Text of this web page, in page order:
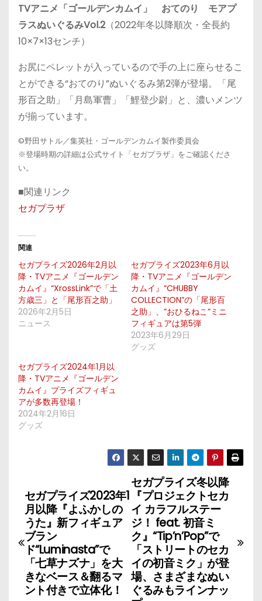
TVアニメ「ゴールデンカムイ」 おてのり モアプ
ラスぬいぐるみVol.2（2022年冬以降順次・全長約
10×7×13センチ）
お尻にペレットが入っているので手の上に座らせるこ
とができる“おてのり”ぬいぐるみ第2弾が登場。「尾
形百之助」「月島軍曹」「鯉登少尉」と、濃いメンツ
が揃っています。
©野田サトル／集英社・ゴールデンカムイ製作委員会
※登場時期の詳細は公式サイト「セガプラザ」をご確認くださ
い。
■関連リンク
セガプラザ
関連
セガプライズ2026年2月以
降・TVアニメ『ゴールデン
カムイ』“XrossLink”で「土
方歳三」と「尾形百之助」
2026年2月5日
ニュース
セガプライズ2023年6月以
降・TVアニメ『ゴールデン
カムイ』“CHUBBY
COLLECTION”の「尾形百
之助」、”おひるねこ”ミニ
フィギュアは第5弾
2023年6月29日
グッズ
セガプライズ2024年1月以
降・TVアニメ『ゴールデン
カムイ』プライズフィギュ
アが多数再登場！
2024年2月16日
グッズ
投
稿
ナ
ビ
ゲ
セガプライズ冬以降
『プロジェクトセカ
イ カラフルステー
ジ！ feat. 初音ミ
ク』“Tip’n’Pop”で
「ストリートのセカ
イの初音ミク」が登
場、さまざまなぬい
ぐるみもラインナッ
セガプライズ2023年1
月以降『よふかしの
うた』新フィギュア
ブラン
ド“Luminasta”で
「七草ナズナ」を大
きなベース＆翻るマ
ント付きで立体化！